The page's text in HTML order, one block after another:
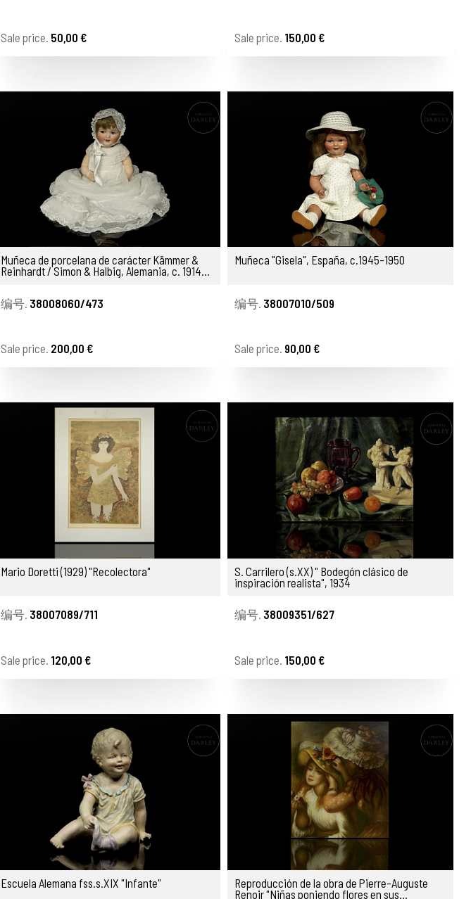
Sale price. 50,00 € Sale price. 150,00 €
Muñeca de porcelana de carácter Kämmer &
Reinhardt / Simon & Halbig, Alemania, c. 1914-
编号. 38008060/473
Sale price. 200,00 €
Muñeca "Gisela", España, c.1945-1950
编号. 38007010/509
Sale price. 90,00 €
Mario Doretti (1929) "Recolectora"
编号. 38007089/711
Sale price. 120,00 €
S. Carrilero (s.XX) " Bodegón clásico de
inspiración realista", 1934
编号. 38009351/627
Sale price. 150,00 €
Escuela Alemana fss.s.XIX "Infante"
Reproducción de la obra de Pierre-Auguste
Renoir "Niñas poniendo flores en sus